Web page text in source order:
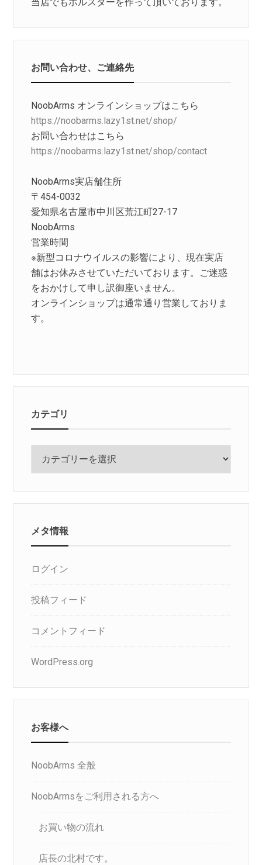
お問い合わせ、ご連絡先
NoobArms オンラインショップはこちら
https://noobarms.lazy1st.net/shop/
お問い合わせはこちら
https://noobarms.lazy1st.net/shop/contact
NoobArms実店舗住所
〒454-0032
愛知県名古屋市中川区荒江町27-17
NoobArms
営業時間
※新型コロナウイルスの影響により、現在実店
舗はお休みさせていただいております。ご迷惑
をおかけして申し訳御座いません。
オンラインショップは通常通り営業しておりま
す。
カテゴリ
メタ情報
ログイン
投稿フィード
コメントフィード
WordPress.org
お客様へ
NoobArms 全般
NoobArmsをご利用される方へ
お買い物の流れ
店長の北村です。